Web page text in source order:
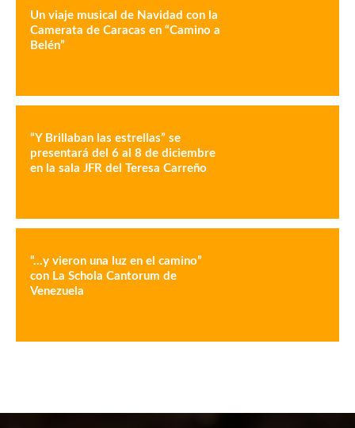
Un viaje musical de Navidad con la
Camerata de Caracas en “Camino a
Belén”
“Y Brillaban las estrellas” se
presentará del 6 al 8 de diciembre
en la sala JFR del Teresa Carreño
“…y vieron una luz en el camino”
con La Schola Cantorum de
Venezuela